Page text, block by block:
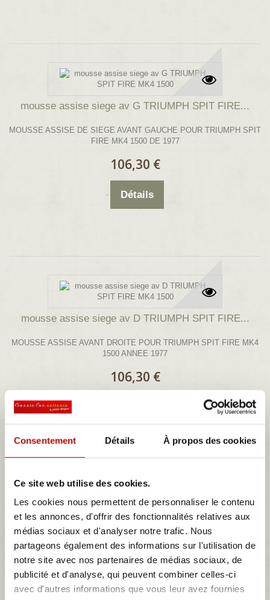
Consentement Détails À propos des cookies
Ce site web utilise des cookies.
Les cookies nous permettent de personnaliser le contenu
et les annonces, d'offrir des fonctionnalités relatives aux
médias sociaux et d'analyser notre trafic. Nous
partageons également des informations sur l'utilisation de
notre site avec nos partenaires de médias sociaux, de
publicité et d'analyse, qui peuvent combiner celles-ci
avec d'autres informations que vous leur avez fournies
mousse assise siege av G TRIUMPH SPIT FIRE...
MOUSSE ASSISE DE SIEGE AVANT GAUCHE POUR TRIUMPH SPIT
FIRE MK4 1500 DE 1977
106,30 €
Détails
mousse assise siege av D TRIUMPH SPIT FIRE...
MOUSSE ASSISE AVANT DROITE POUR TRIUMPH SPIT FIRE MK4
1500 ANNEE 1977
106,30 €
mousse dossier siège AV TRIUMPH SPIT FIRE...
MOUSSE DE DOSSIER AVANT POUR TRIUMPH SPIT FIRE MK4
1500 ANNEE 1977
106,30 €